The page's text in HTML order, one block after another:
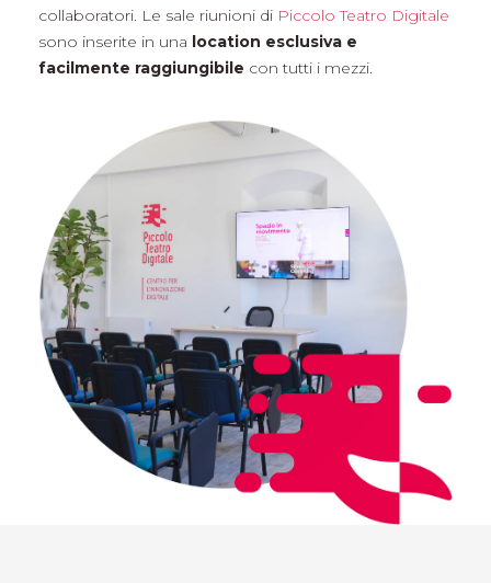
collaboratori. Le sale riunioni di Piccolo Teatro Digitale
sono inserite in una location esclusiva e
facilmente raggiungibile con tutti i mezzi.